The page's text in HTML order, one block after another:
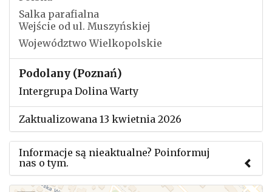
Salka parafialna
Wejście od ul. Muszyńskiej
Województwo Wielkopolskie
Podolany (Poznań)
Intergrupa Dolina Warty
Zaktualizowana 13 kwietnia 2026
Informacje są nieaktualne? Poinformuj
nas o tym.
Użyj tego formularza aby przesłać informację o